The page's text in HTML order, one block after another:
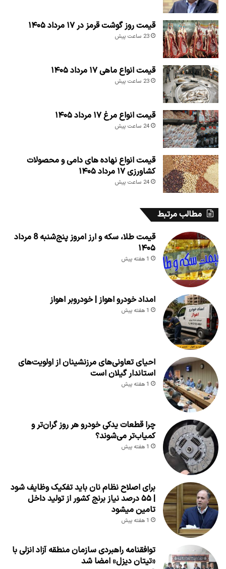
قیمت روز گوشت قرمز در ۱۷ مرداد ۱۴۰۵
23 ساعت پیش
قیمت انواع ماهی ۱۷ مرداد ۱۴۰۵
23 ساعت پیش
قیمت انواع مرغ ۱۷ مرداد ۱۴۰۵
24 ساعت پیش
قیمت انواع نهاده های دامی و محصولات
کشاورزی ۱۷ مرداد ۱۴۰۵
24 ساعت پیش
مطالب مرتبط
قیمت طلا، سکه و ارز امروز پنج‌شنبه 8 مرداد
۱۴۰۵
1 هفته پیش
امداد خودرو اهواز | خودروبر اهواز
1 هفته پیش
احیای تعاونی‌های مرزنشینان از اولویت‌های
استاندار گیلان است
1 هفته پیش
چرا قطعات یدکی خودرو هر روز گران‌تر و
کمیاب‌تر می‌شوند؟
1 هفته پیش
برای اصلاح نظام نان باید تفکیک وظایف شود
| ۵۵ درصد نیاز برنج کشور از تولید داخل
تامین میشود
1 هفته پیش
توافقنامه راهبردی سازمان منطقه آزاد انزلی با
«تیتان دیزل» امضا شد